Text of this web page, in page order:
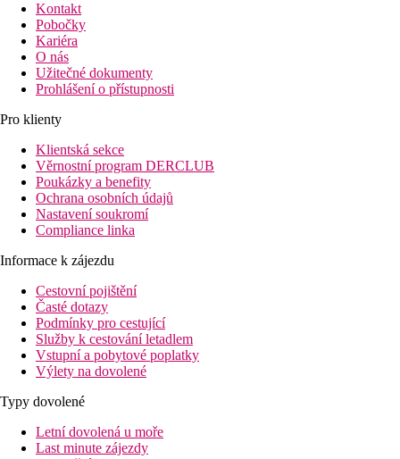
Kontakt
Pobočky
Kariéra
O nás
Užitečné dokumenty
Prohlášení o přístupnosti
Pro klienty
Klientská sekce
Věrnostní program DERCLUB
Poukázky a benefity
Ochrana osobních údajů
Nastavení soukromí
Compliance linka
Informace k zájezdu
Cestovní pojištění
Časté dotazy
Podmínky pro cestující
Služby k cestování letadlem
Vstupní a pobytové poplatky
Výlety na dovolené
Typy dovolené
Letní dovolená u moře
Last minute zájezdy